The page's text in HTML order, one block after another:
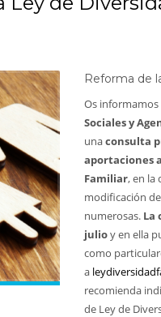
Reforma de
Os informamos
Sociales y
unaconsulta
aportaciones
Familiar, en la
modificación
numerosas. La
julioy en ella
como
a
recomienda
de Ley de